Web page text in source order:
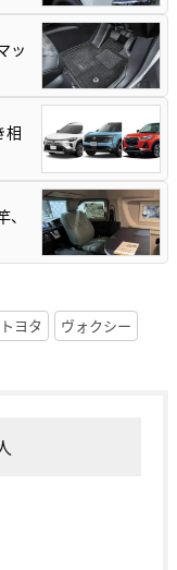
ッ
相
トヨタ ヴォクシー